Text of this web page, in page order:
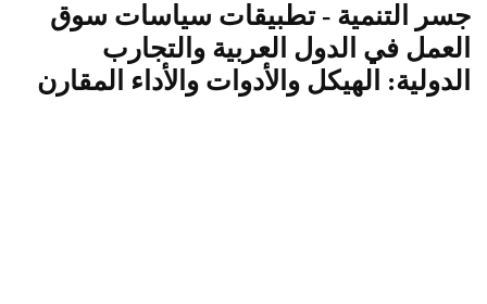
المنصة التدريبية
جسر التنمية - تطبيقات سياسات سوق
العمل في الدول العربية والتجارب
الدولية: الهيكل والأدوات والأداء المقارن